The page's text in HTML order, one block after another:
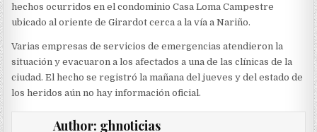
hechos ocurridos en el condominio Casa Loma Campestre
ubicado al oriente de Girardot cerca a la vía a Nariño.
Varias empresas de servicios de emergencias atendieron la
situación y evacuaron a los afectados a una de las clínicas de la
ciudad. El hecho se registró la mañana del jueves y del estado de
los heridos aún no hay información oficial.
Author: ghnoticias